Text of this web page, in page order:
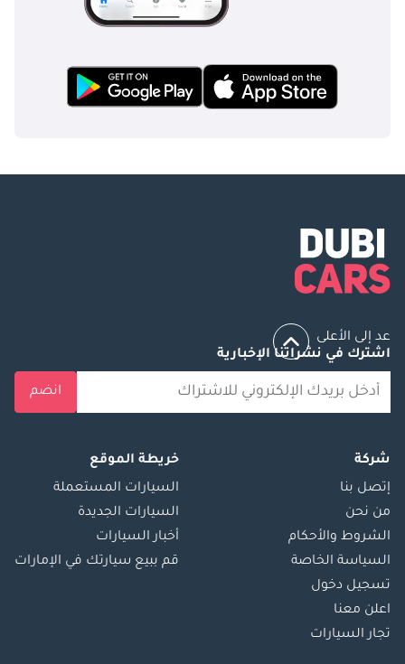
عد إلى الأعلى
اشترك في نشراتنا الإخبارية
انضم
شركة
إتصل بنا
من نحن
الشروط والأحكام
السياسة الخاصة
تسجيل دخول
اعلن معنا
تجار السيارات
خريطة الموقع
السيارات المستعملة
السيارات الجديدة
أخبار السيارات
قم ببيع سيارتك في الإمارات